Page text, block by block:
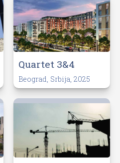
Quartet 3&4
Beograd, Srbija, 2025